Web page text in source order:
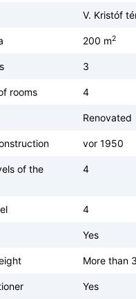
V. Kristóf
200 m2
3
rooms 4
Renovated
vor 1950
of the
4
4
Yes
More than
Yes